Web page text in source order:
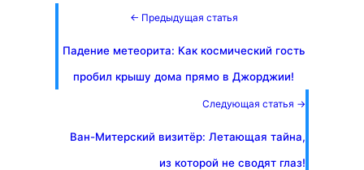
← Предыдущая статья
Падение метеорита: Как космический гость
пробил крышу дома прямо в Джорджии!
Следующая статья →
Ван-Митерский визитёр: Летающая тайна,
из которой не сводят глаз!